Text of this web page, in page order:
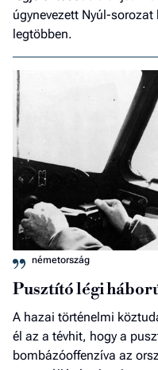
úgynevezett Nyúl-
legtöbben.
németország
Pusztító légi
A hazai történelmi
él az a tévhit, hogy a
bombázóoffenzíva az